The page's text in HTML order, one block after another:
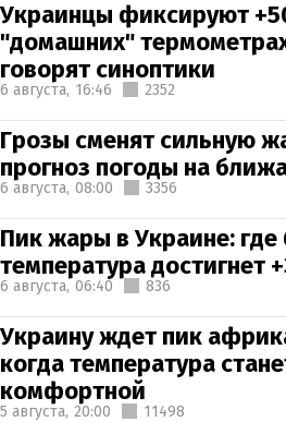
Украинцы фиксируют
"домашних"
говорят синоптики
6 августа, 16:46 2352
Грозы сменят сильную
прогноз погоды на
6 августа, 08:00 3356
Пик жары в Украине: где
температура достигнет
6 августа, 06:40 836
Украину ждет пик
когда температура
комфортной
5 августа, 20:00 11498